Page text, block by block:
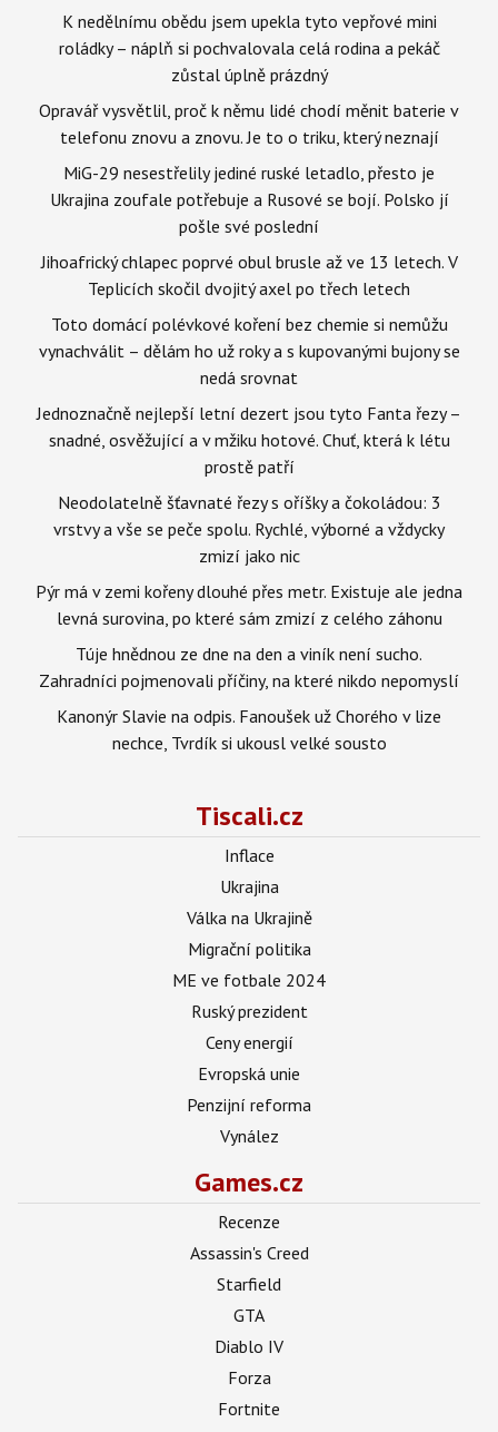
K nedělnímu obědu jsem upekla tyto vepřové mini
roládky – náplň si pochvalovala celá rodina a pekáč
zůstal úplně prázdný
Opravář vysvětlil, proč k němu lidé chodí měnit baterie v
telefonu znovu a znovu. Je to o triku, který neznají
MiG-29 nesestřelily jediné ruské letadlo, přesto je
Ukrajina zoufale potřebuje a Rusové se bojí. Polsko jí
pošle své poslední
Jihoafrický chlapec poprvé obul brusle až ve 13 letech. V
Teplicích skočil dvojitý axel po třech letech
Toto domácí polévkové koření bez chemie si nemůžu
vynachválit – dělám ho už roky a s kupovanými bujony se
nedá srovnat
Jednoznačně nejlepší letní dezert jsou tyto Fanta řezy –
snadné, osvěžující a v mžiku hotové. Chuť, která k létu
prostě patří
Neodolatelně šťavnaté řezy s oříšky a čokoládou: 3
vrstvy a vše se peče spolu. Rychlé, výborné a vždycky
zmizí jako nic
Pýr má v zemi kořeny dlouhé přes metr. Existuje ale jedna
levná surovina, po které sám zmizí z celého záhonu
Túje hnědnou ze dne na den a viník není sucho.
Zahradníci pojmenovali příčiny, na které nikdo nepomyslí
Kanonýr Slavie na odpis. Fanoušek už Chorého v lize
nechce, Tvrdík si ukousl velké sousto
Tiscali.cz
Inflace
Ukrajina
Válka na Ukrajině
Migrační politika
ME ve fotbale 2024
Ruský prezident
Ceny energií
Evropská unie
Penzijní reforma
Vynález
Games.cz
Recenze
Assassin's Creed
Starfield
GTA
Diablo IV
Forza
Fortnite